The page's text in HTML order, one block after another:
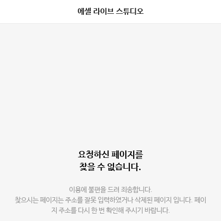
에셀 라이브 스튜디오
요청하신 페이지를
찾을 수 없습니다.
이용에 불편을 드려 죄송합니다.
찾으시는 페이지는 주소를 잘못 입력하였거나 삭제된 페이지 입니다. 페이
지 주소를 다시 한 번 확인해 주시기 바랍니다.